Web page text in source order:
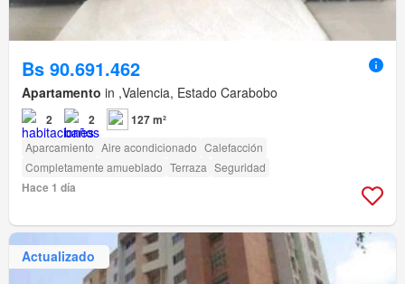
Bs 90.691.462
Apartamento in ,Valencia, Estado Carabobo
2 2 127 m²
Aparcamiento Aire acondicionado Calefacción
Completamente amueblado Terraza Seguridad
Hace 1 día
Actualizado